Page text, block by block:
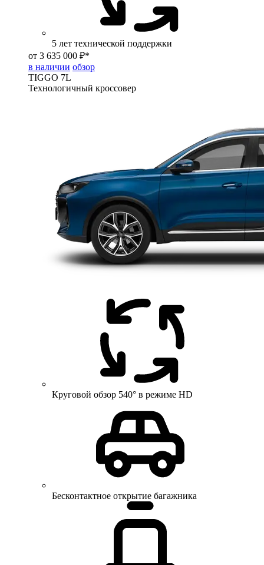
5 лет технической поддержки
от 3 635 000 ₽*
в наличии обзор
TIGGO 7L
Технологичный кроссовер
Круговой обзор 540° в режиме HD
Бесконтактное открытие багажника